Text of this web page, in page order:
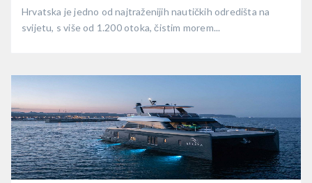
Hrvatska je jedno od najtraženijih nautičkih odredišta na
svijetu, s više od 1.200 otoka, čistim morem...